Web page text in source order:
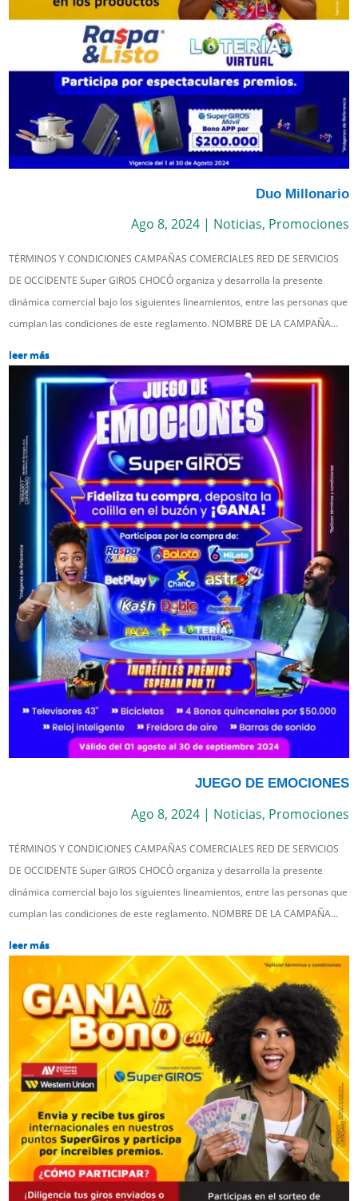
Duo Millonario
Ago 8, 2024| Noticias, Promociones
TÉRMINOS Y CONDICIONES CAMPAÑAS COMERCIALES RED DE SERVICIOS
DE OCCIDENTE Super GIROS CHOCÓ organiza y desarrolla la presente
dinámica comercial bajo los siguientes lineamientos, entre las personas que
cumplan las condiciones de este reglamento. NOMBRE DE LA CAMPAÑA...
leer más
JUEGO DE EMOCIONES
Ago 8, 2024| Noticias, Promociones
TÉRMINOS Y CONDICIONES CAMPAÑAS COMERCIALES RED DE SERVICIOS
DE OCCIDENTE Super GIROS CHOCÓ organiza y desarrolla la presente
dinámica comercial bajo los siguientes lineamientos, entre las personas que
cumplan las condiciones de este reglamento. NOMBRE DE LA CAMPAÑA...
leer más